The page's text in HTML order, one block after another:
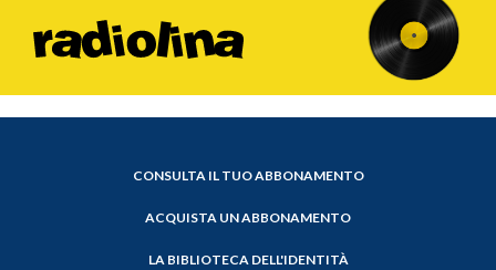
CONSULTA IL TUO ABBONAMENTO
ACQUISTA UN ABBONAMENTO
LA BIBLIOTECA DELL'IDENTITÀ